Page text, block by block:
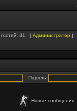
гостей: 31 [ Администратор ]
Пароль:
Новые сообщения